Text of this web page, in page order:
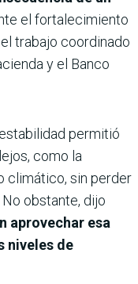
el fortalecimiento
trabajo coordinado
y el Banco
permitió
como la
climático, sin perder
obstante, dijo
aprovechar esa
niveles de